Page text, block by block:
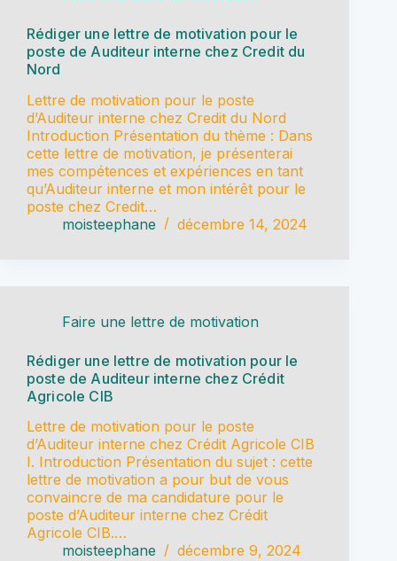
Rédiger une lettre de motivation pour le
poste de Auditeur interne chez Credit du
Nord
Lettre de motivation pour le poste
d’Auditeur interne chez Credit du Nord
Introduction Présentation du thème : Dans
cette lettre de motivation, je présenterai
mes compétences et expériences en tant
qu’Auditeur interne et mon intérêt pour le
poste chez Credit…
moisteephane
décembre 14, 2024
Faire une lettre de motivation
Rédiger une lettre de motivation pour le
poste de Auditeur interne chez Crédit
Agricole CIB
Lettre de motivation pour le poste
d’Auditeur interne chez Crédit Agricole CIB
I. Introduction Présentation du sujet : cette
lettre de motivation a pour but de vous
convaincre de ma candidature pour le
poste d’Auditeur interne chez Crédit
Agricole CIB.…
moisteephane
décembre 9, 2024